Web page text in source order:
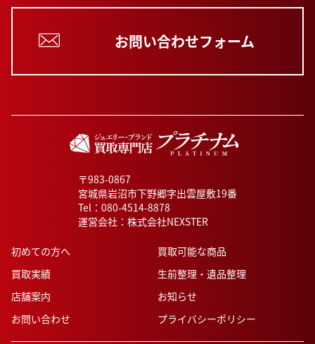
お問い合わせフォーム
〒983-0867
宮城県岩沼市下野郷字出雲屋敷19番
Tel： 080-4514-8878
運営会社：株式会社NEXSTER
初めての方へ
買取可能な商品
買取実績
生前整理・遺品整理
店舗案内
お知らせ
お問い合わせ
プライバシーポリシー